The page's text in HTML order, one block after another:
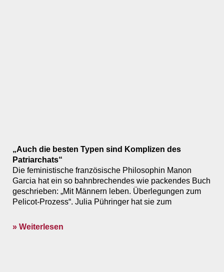
„Auch die besten Typen sind Komplizen des
Patriarchats“
Die feministische französische Philosophin Manon
Garcia hat ein so bahnbrechendes wie packendes Buch
geschrieben: „Mit Männern leben. Überlegungen zum
Pelicot-Prozess“. Julia Pühringer hat sie zum
» Weiterlesen